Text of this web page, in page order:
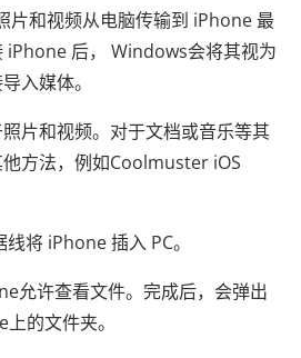
片和视频从电脑传输到 iPhone 最
iPhone 后， Windows会将其视为
入媒体。
片和视频。对于文档或音乐等其
方法，例如Coolmuster iOS
将 iPhone 插入 PC。
允许查看文件。完成后，会弹出
的文件夹。